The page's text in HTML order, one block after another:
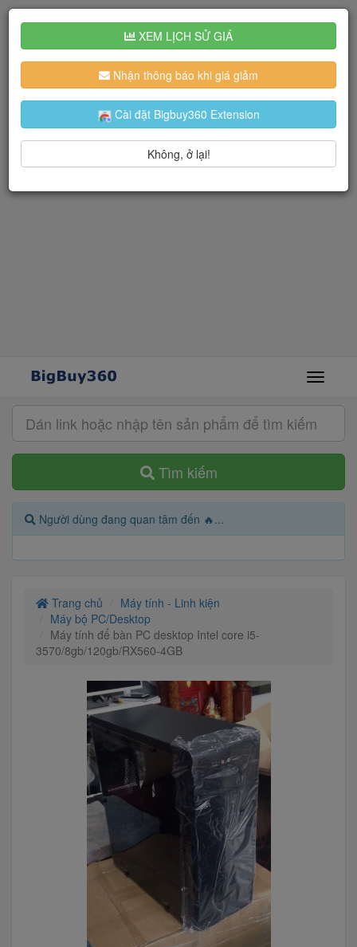
Tìm kiếm
Người dùng đang quan tâm đến 🔥...
Trang chủ
Máy tính - Linh kiện
Máy bộ PC/Desktop
Máy tính để bàn PC desktop Intel core i5-
3570/8gb/120gb/RX560-4GB
XEM LỊCH SỬ GIÁ
Nhận thông báo khi giá giảm
Cài đặt Bigbuy360 Extension
Không, ở lại!